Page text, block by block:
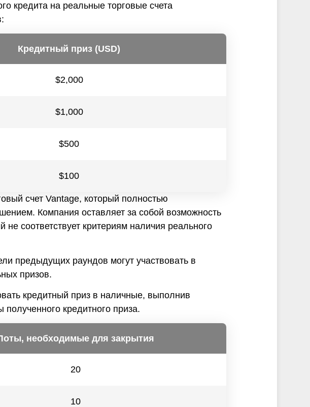
кредита на реальные торговые счета
Кредитный приз (USD)
$2,000
$1,000
$500
$100
счет Vantage, который полностью
Компания оставляет за собой возможность
соответствует критериям наличия реального
предыдущих раундов могут участвовать в
призов.
кредитный приз в наличные, выполнив
кредитного приза.
необходимые для закрытия
20
10